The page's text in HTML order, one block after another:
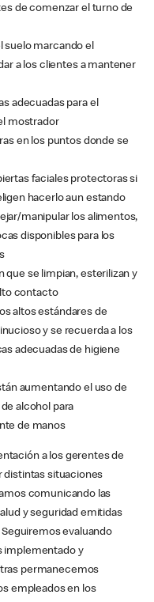
de comenzar el turno de
suelo marcando el
a los clientes a mantener
adecuadas para el
mostrador
en los puntos donde se
faciales protectoras si
hacerlo aun estando
manipular los alimentos,
disponibles para los
que se limpian, esterilizan y
contacto
altos estándares de
y se recuerda a los
adecuadas de higiene
aumentando el uso de
alcohol para
de manos
a los gerentes de
distintas situaciones
comunicando las
y seguridad emitidas
evaluando
implementado y
permanecemos
empleados en los